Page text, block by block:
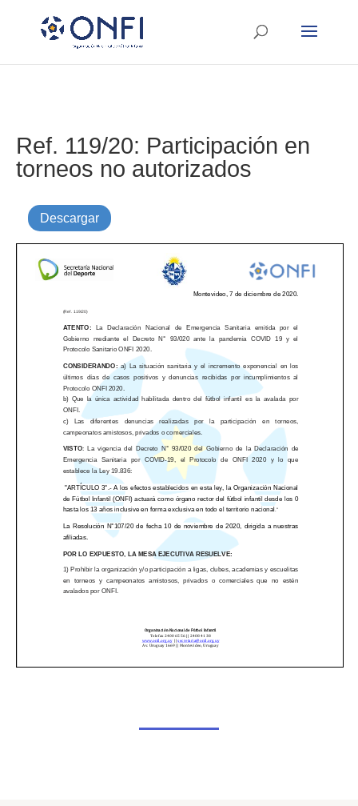
Ref. 119/20: Participación en
torneos no autorizados
Descargar